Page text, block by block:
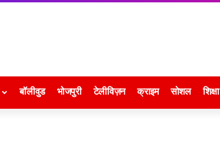
बॉलीवुड भोजपुरी टेलीविज़न क्राइम सोशल शिक्षा